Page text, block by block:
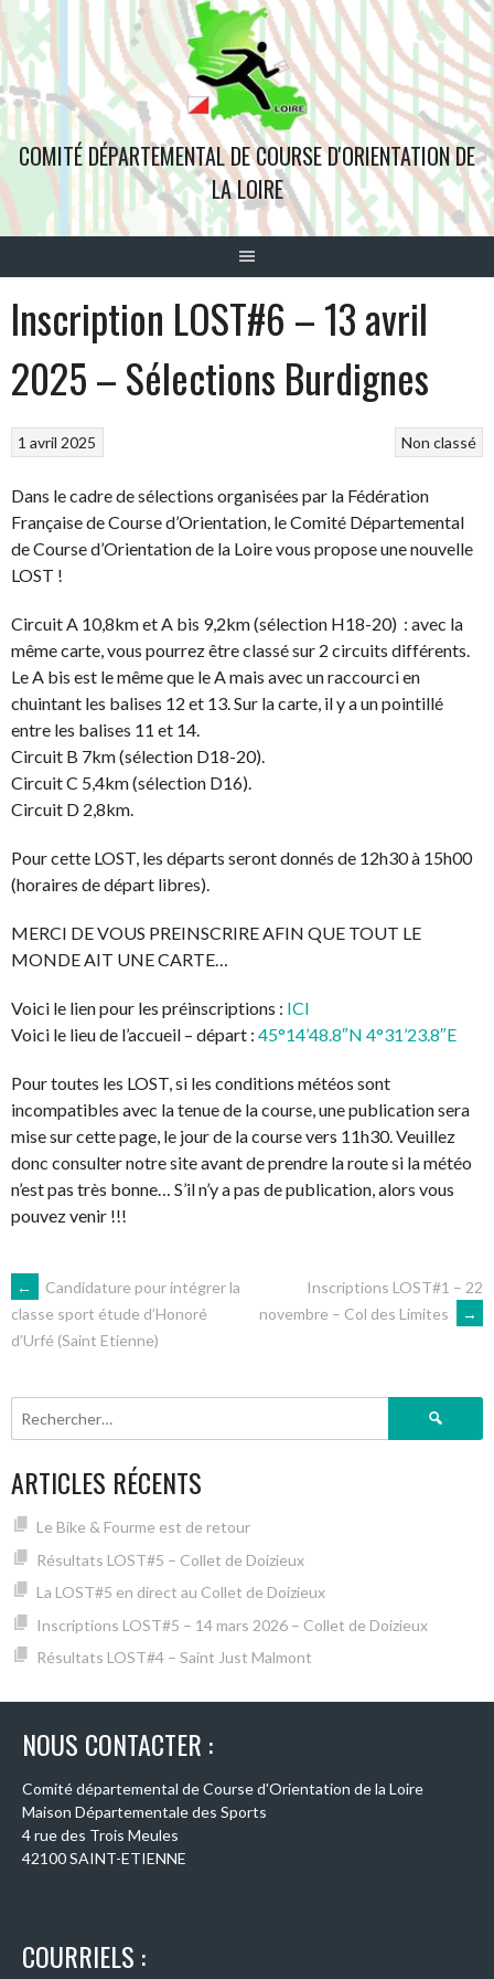
Aller
au
contenu
COMITÉ DÉPARTEMENTAL DE COURSE D'ORIENTATION DE
LA LOIRE
Inscription LOST#6 – 13 avril
2025 – Sélections Burdignes
Non classé
1 avril 2025
Dans le cadre de sélections organisées par la Fédération
Française de Course d’Orientation, le Comité Départemental
de Course d’Orientation de la Loire vous propose une nouvelle
LOST !
Circuit A 10,8km et A bis 9,2km (sélection H18-20) : avec la
même carte, vous pourrez être classé sur 2 circuits différents.
Le A bis est le même que le A mais avec un raccourci en
chuintant les balises 12 et 13. Sur la carte, il y a un pointillé
entre les balises 11 et 14.
Circuit B 7km (sélection D18-20).
Circuit C 5,4km (sélection D16).
Circuit D 2,8km.
Pour cette LOST, les départs seront donnés de 12h30 à 15h00
(horaires de départ libres).
MERCI DE VOUS PREINSCRIRE AFIN QUE TOUT LE
MONDE AIT UNE CARTE…
Voici le lien pour les préinscriptions : ICI
Voici le lieu de l’accueil – départ : 45°14’48.8″N 4°31’23.8″E
Pour toutes les LOST, si les conditions météos sont
incompatibles avec la tenue de la course, une publication sera
mise sur cette page, le jour de la course vers 11h30. Veuillez
donc consulter notre site avant de prendre la route si la météo
n’est pas très bonne… S’il n’y a pas de publication, alors vous
pouvez venir !!!
NAVIGATION
DES
ARTICLES
←
Candidature pour intégrer la
classe sport étude d’Honoré
d’Urfé (Saint Etienne)
Inscriptions LOST#1 – 22
novembre – Col des Limites
→
Rechercher :
ARTICLES RÉCENTS
Le Bike & Fourme est de retour
Résultats LOST#5 – Collet de Doizieux
La LOST#5 en direct au Collet de Doizieux
Inscriptions LOST#5 – 14 mars 2026 – Collet de Doizieux
Résultats LOST#4 – Saint Just Malmont
NOUS CONTACTER :
Comité départemental de Course d'Orientation de la Loire
Maison Départementale des Sports
4 rue des Trois Meules
42100 SAINT-ETIENNE
COURRIELS :